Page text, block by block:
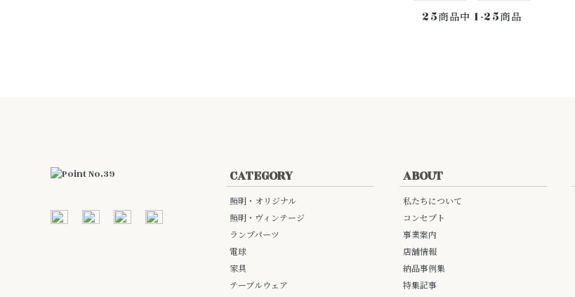
25商品中 1-25商品
CATEGORY
照明・オリジナル
照明・ヴィンテージ
ランプパーツ
電球
家具
テーブルウェア
ABOUT
私たちについて
コンセプト
事業案内
店舗情報
納品事例集
特集記事